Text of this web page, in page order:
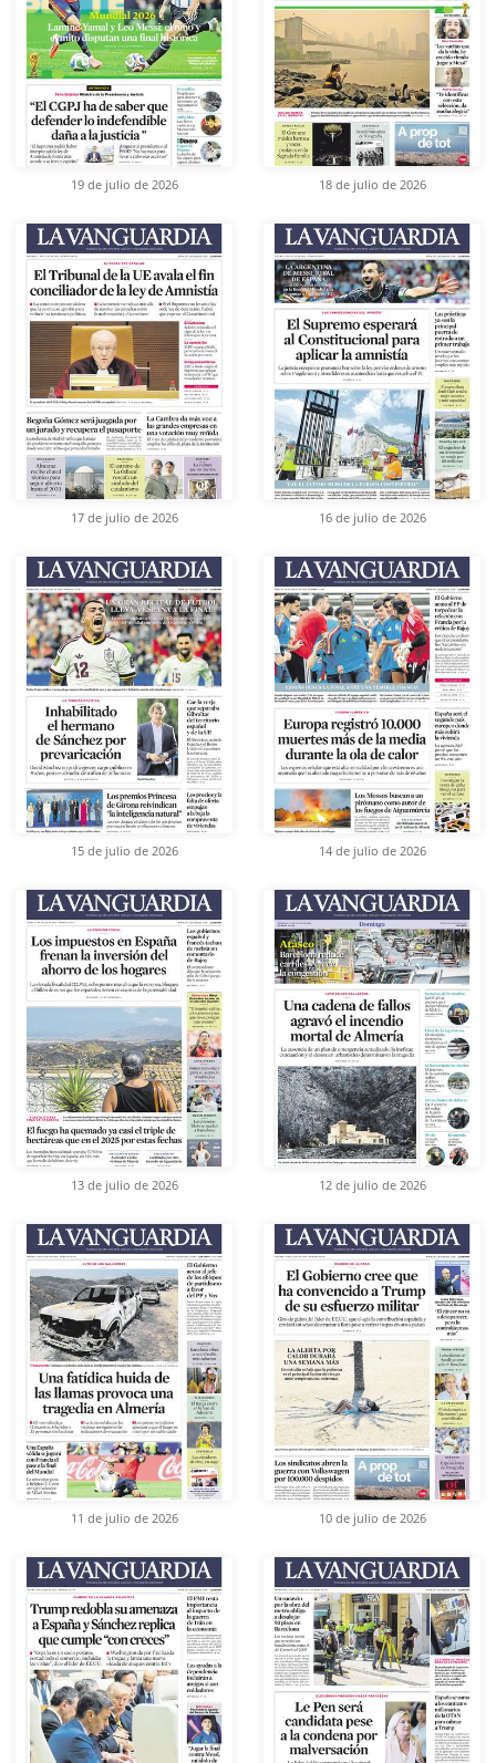
19 de julio de 2026 18 de julio de 2026
17 de julio de 2026 16 de julio de 2026
15 de julio de 2026 14 de julio de 2026
13 de julio de 2026 12 de julio de 2026
11 de julio de 2026 10 de julio de 2026